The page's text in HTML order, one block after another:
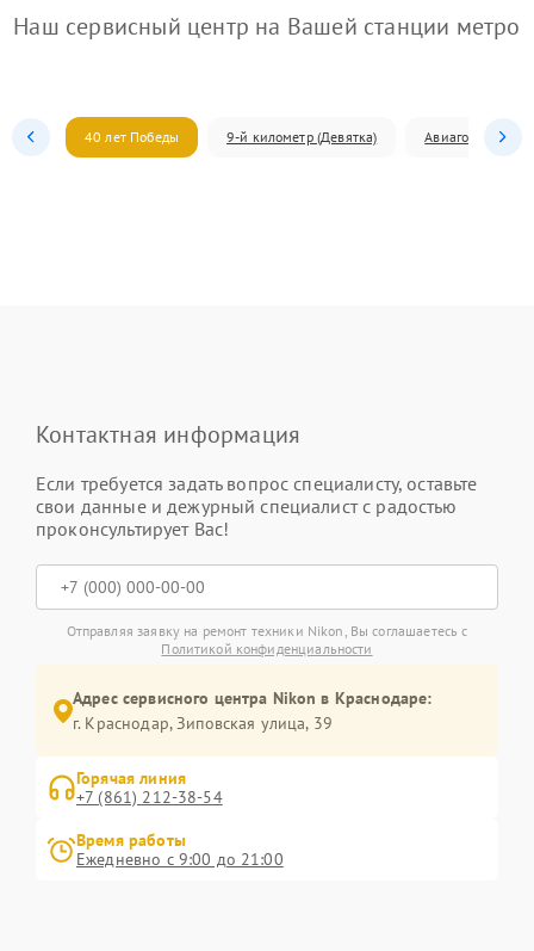
Наш сервисный центр на Вашей станции метро
40 лет Победы 9-й километр (Девятка) Авиагородок
Контактная информация
Если требуется задать вопрос специалисту, оставьте
свои данные и дежурный специалист с радостью
проконсультирует Вас!
Отправляя заявку на ремонт техники Nikon, Вы соглашаетесь с
Политикой конфиденциальности
Адрес сервисного центра Nikon в Краснодаре:
г. Краснодар, Зиповская улица, 39
Горячая линия
+7 (861) 212-38-54
Время работы
Ежедневно с 9:00 до 21:00